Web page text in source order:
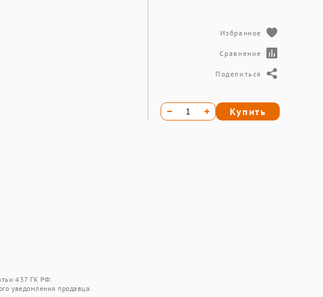
437 ГК РФ.
уведомления продавца.
Избранное
Сравнение
Поделиться
Купить